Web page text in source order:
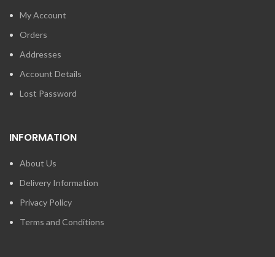
My Account
Orders
Addresses
Account Details
Lost Password
INFORMATION
About Us
Delivery Information
Privacy Policy
Terms and Conditions